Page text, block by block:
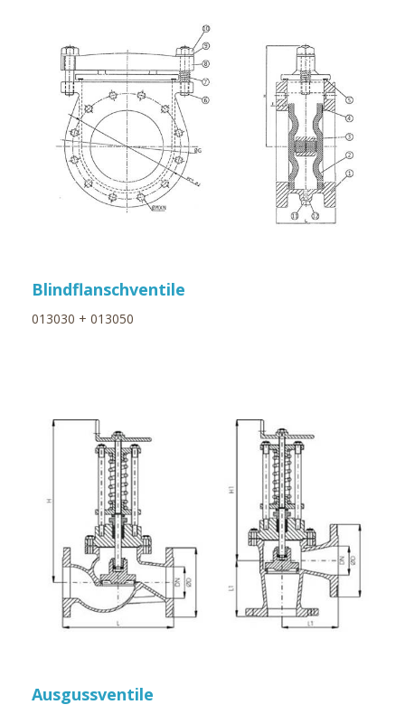
Blindflanschventile
013030 + 013050
Ausgussventile